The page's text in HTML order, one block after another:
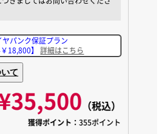
ヤパンク保証プラン
￥18,800】詳細はこちら
て
（税込）
獲得ポイント： 355ポイント